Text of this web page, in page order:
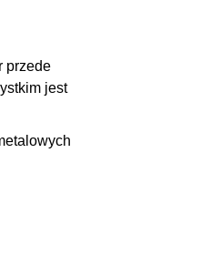
przede
jest